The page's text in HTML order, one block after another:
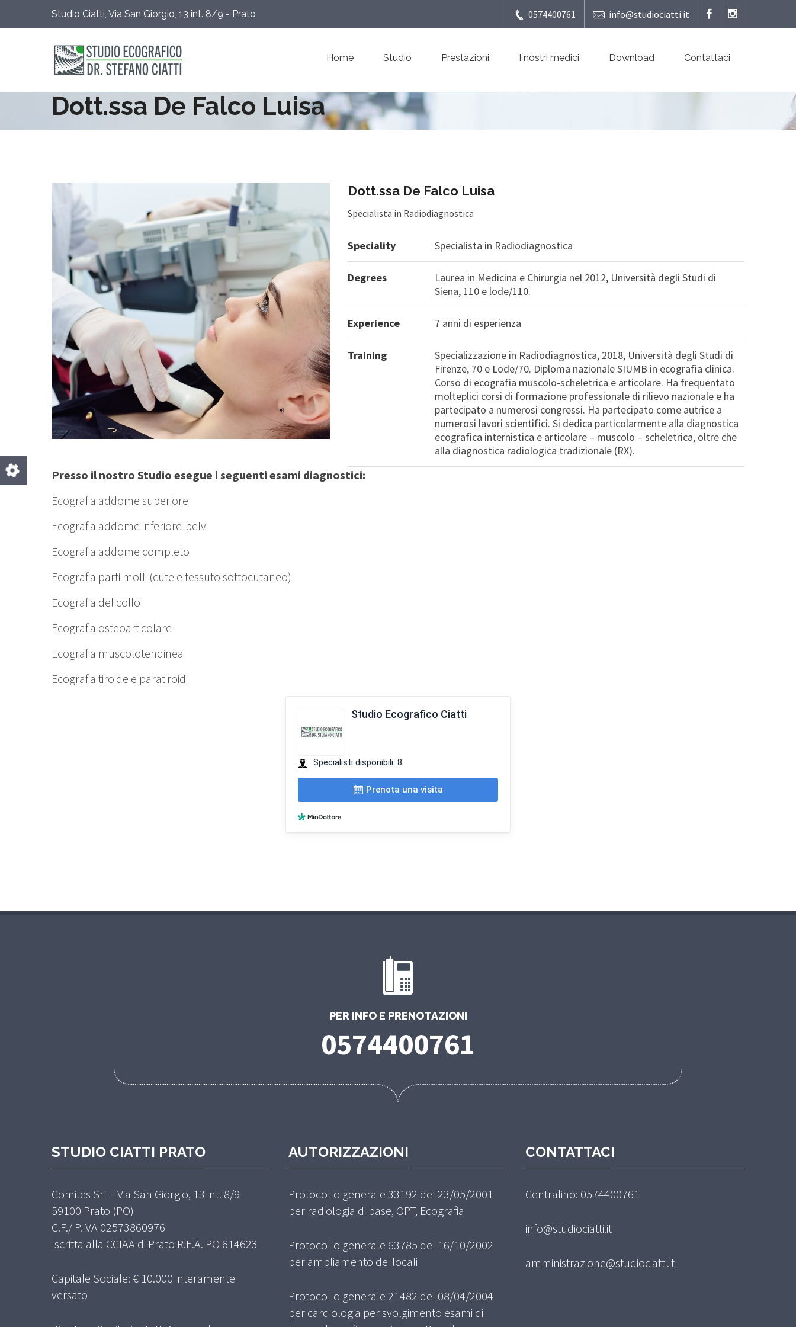
Studio Ciatti, Via San Giorgio, 13 int. 8/9 - Prato 0574400761 info@studiociatti.it
Home Studio Prestazioni I nostri medici Download Contattaci
Dott.ssa De Falco Luisa
Dott.ssa De Falco Luisa
Specialista in Radiodiagnostica
Speciality Specialista in Radiodiagnostica
Degrees
Laurea in Medicina e Chirurgia nel 2012, Università degli Studi di
Siena, 110 e lode/110.
Experience 7 anni di esperienza
Training
Specializzazione in Radiodiagnostica, 2018, Università degli Studi di
Firenze, 70 e Lode/70. Diploma nazionale SIUMB in ecografia clinica.
Corso di ecografia muscolo-scheletrica e articolare. Ha frequentato
molteplici corsi di formazione professionale di rilievo nazionale e ha
partecipato a numerosi congressi. Ha partecipato come autrice a
numerosi lavori scientifici. Si dedica particolarmente alla diagnostica
ecografica internistica e articolare – muscolo – scheletrica, oltre che
alla diagnostica radiologica tradizionale (RX).
Presso il nostro Studio esegue i seguenti esami diagnostici:
Ecografia addome superiore
Ecografia addome inferiore-pelvi
Ecografia addome completo
Ecografia parti molli (cute e tessuto sottocutaneo)
Ecografia del collo
Ecografia osteoarticolare
Ecografia muscolotendinea
Ecografia tiroide e paratiroidi
PER INFO E PRENOTAZIONI
0574400761
STUDIO CIATTI PRATO
Comites Srl – Via San Giorgio, 13 int. 8/9
59100 Prato (PO)
C.F./ P.IVA 02573860976
Iscritta alla CCIAA di Prato R.E.A. PO 614623
Capitale Sociale: € 10.000 interamente
versato
AUTORIZZAZIONI
Protocollo generale 33192 del 23/05/2001
per radiologia di base, OPT, Ecografia
Protocollo generale 63785 del 16/10/2002
per ampliamento dei locali
Protocollo generale 21482 del 08/04/2004
per cardiologia per svolgimento esami di
CONTATTACI
Centralino: 0574400761
info@studiociatti.it
amministrazione@studiociatti.it